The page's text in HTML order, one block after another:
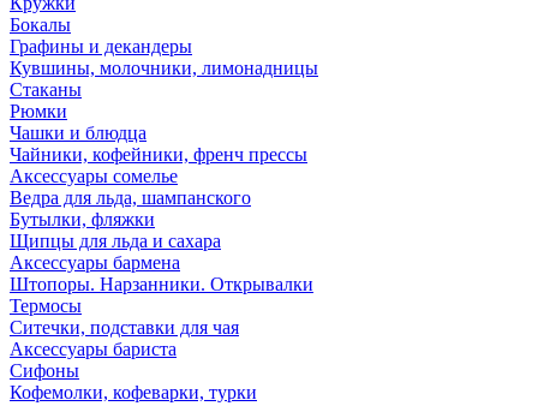
Бокалы
Графины и декандеры
Кувшины, молочники, лимонадницы
Стаканы
Рюмки
Чашки и блюдца
Чайники, кофейники, френч прессы
Аксессуары сомелье
Ведра для льда, шампанского
Бутылки, фляжки
Щипцы для льда и сахара
Аксессуары бармена
Штопоры. Нарзанники. Открывалки
Термосы
Ситечки, подставки для чая
Аксессуары бариста
Сифоны
Кофемолки, кофеварки, турки